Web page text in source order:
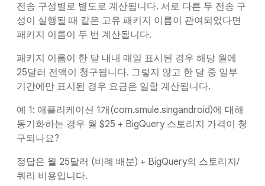
전송 구성별로 별도로 계산됩니다. 서로 다른 두 전송 구
성이 실행될 때 같은 고유 패키지 이름이 관여되었다면
패키지 이름이 두 번 계산됩니다.
패키지 이름이 한 달 내내 매일 표시된 경우 해당 월에
25달러 전액이 청구됩니다. 그렇지 않고 한 달 중 일부
기간에만 표시된 경우 요금은 일할 계산됩니다.
예 1: 애플리케이션 1개(com.smule.singandroid)에 대해
동기화하는 경우 월 $25 + BigQuery 스토리지 가격이 청
구되나요?
정답은 월 25달러 (비례 배분) + BigQuery의 스토리지/
쿼리 비용입니다.